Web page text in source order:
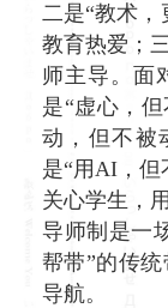
二是“教术，
教育热爱；
师主导。面
是“虚心，
动，但不被
是“用AI，但
关心学生，
导师制是一
帮带”的传
导航。